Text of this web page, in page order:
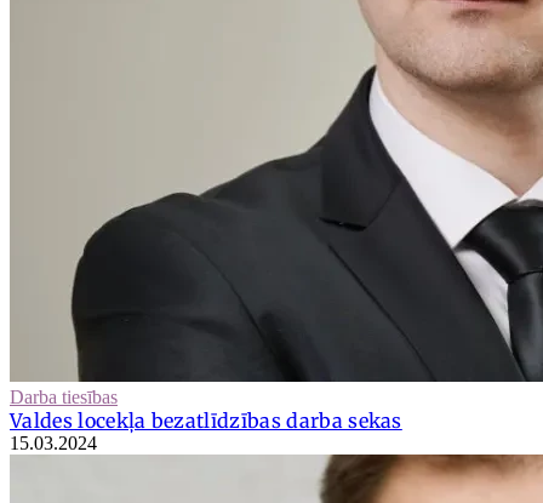
Darba tiesības
Valdes locekļa bezatlīdzības darba sekas
15.03.2024